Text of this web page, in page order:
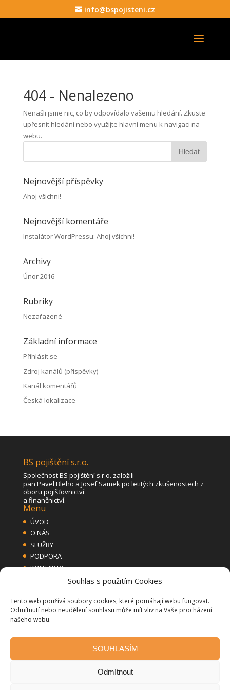
Souhlas s použitím Cookies
Tento web používá soubory cookies, které pomáhají webu fungovat.
Odmítnutí nebo neudělení souhlasu může mít vliv na Vaše procházení
našeho webu.
SOUHLASÍM
Odmítnout
info@bspojisteni.cz
404 - Nenalezeno
Nenašli jsme nic, co by odpovídalo vašemu hledání. Zkuste
upřesnit hledání nebo využijte hlavní menu k navigaci na
webu.
Nejnovější příspěvky
Ahoj všichni!
Nejnovější komentáře
Instalátor WordPressu: Ahoj všichni!
Archivy
Únor 2016
Rubriky
Nezařazené
Základní informace
Přihlásit se
Zdroj kanálů (příspěvky)
Kanál komentářů
Česká lokalizace
BS pojištění s.r.o.
Společnost BS pojištění s.r.o. založili
pan Pavel Bleho a Josef Samek po letitých zkušenostech z
oboru pojišťovnictví
a finančnictví.
Menu
ÚVOD
O NÁS
SLUŽBY
PODPORA
KONTAKTY
BS pojištění s.r.o.